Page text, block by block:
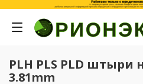
PLH PLS PLD штыри
3.81mm